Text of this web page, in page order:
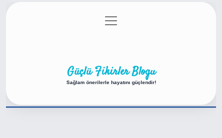
Gizlilik Politikası
menüyü
aç
Güçlü Fikirler Blogu
Sağlam önerilerle hayatını güçlendir!